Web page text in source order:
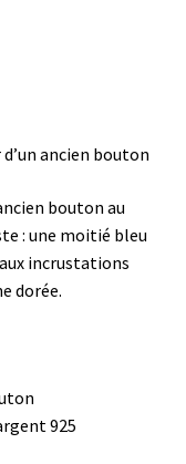
ancien bouton
bouton au
: une moitié bleu
incrustations
dorée.
925